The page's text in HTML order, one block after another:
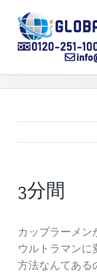
content
3分間
カップラーメン
ウルトラマンに
方法なんてある